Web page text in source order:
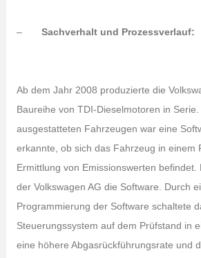
– Sachverhalt und Prozessverlauf:
Ab dem Jahr 2008 produzierte die
Baureihe von TDI-Dieselmotoren in
ausgestatteten Fahrzeugen war eine
erkannte, ob sich das Fahrzeug in einem
Ermittlung von Emissionswerten befindet.
der Volkswagen AG die Software. Durch
Programmierung der Software schaltete
Steuerungssystem auf dem Prüfstand in
eine höhere Abgasrückführungsrate und